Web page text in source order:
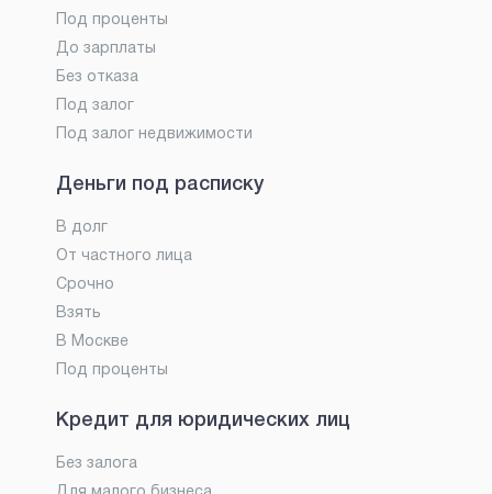
Под проценты
До зарплаты
Без отказа
Под залог
Под залог недвижимости
Деньги под расписку
В долг
От частного лица
Срочно
Взять
В Москве
Под проценты
Кредит для юридических лиц
Без залога